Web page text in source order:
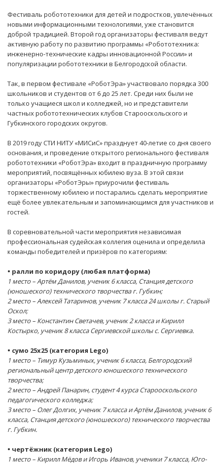
Фестиваль робототехники для детей и подростков, увлечённых
новыми информационными технологиями, уже становится
доброй традицией. Второй год организаторы фестиваля ведут
активную работу по развитию программы «Робототехника:
инженерно-технические кадры инновационной России» и
популяризации робототехники в Белгородской области.
Так, в первом фестивале «РоботЭра» участвовало порядка 300
школьников и студентов от 6 до 25 лет. Среди них были не
только учащиеся школ и колледжей, но и представители
частных робототехнических клубов Старооскольского и
Губкинского городских округов.
В 2019 году СТИ НИТУ «МИСиС» празднует 40-летие со дня своего
основания, и проведение открытого регионального фестиваля
робототехники «РоботЭра» входит в праздничную программу
мероприятий, посвящённых юбилею вуза. В этой связи
организаторы «РоботЭры» приурочили фестиваль
торжественному юбилею и постарались сделать мероприятие
ещё более увлекательным и запоминающимся для участников и
гостей.
В соревновательной части мероприятия независимая
профессиональная судейская коллегия оценила и определила
команды победителей и призёров по категориям:
• ралли по коридору (любая платформа)
1 место – Артём Данилов, ученик 6 класса, Станция детского
(юношеского) технического творчества г. Губкин;
2 место – Алексей Татаринов, ученик 7 класса 24 школы г. Старый
Оскол;
3 место – Константин Светачев, ученик 2 класса и Кирилл
Костырко, ученик 8 класса Сергиевской школы с. Сергиевка.
• сумо 25х25 (категория Lego)
1 место – Тимур Кузьминых, ученик 6 класса, Белгородский
региональный центр детского юношеского технического
творчества;
2 место – Андрей Панарин, студент 4 курса Старооскольского
педагогического колледжа;
3 место – Олег Долгих, ученик 7 класса и Артём Данилов, ученик 6
класса, Станция детского (юношеского) технического творчества
г. Губкин.
• чертёжник (категория Lego)
1 место – Кирилл Мёдов и Игорь Иванов, ученики 7 класса, Юго-